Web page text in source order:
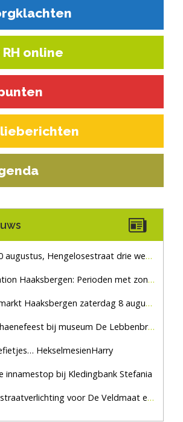
RH online
Hengelosestraat drie weken dicht voor doorgaand verkeer
Haaksbergen: Perioden met zon en droog
zaterdag 8 augustus, marktplein Haaksbergen
bij museum De Lebbenbrugge
HekselmesienHarry
innamestop bij Kledingbank Stefania
voor De Veldmaat en De Pas